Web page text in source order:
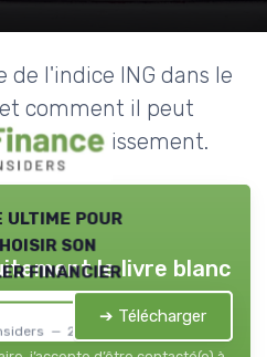
l'indice ING dans le
comment il peut
d'investissement.
ultime pour
son
financier
— 2026
le livre blanc
➔ Télécharger